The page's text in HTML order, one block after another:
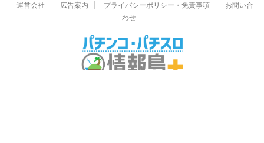
運営会社 広告案内 プライバシーポリシー・免責事項
お問い合
わせ